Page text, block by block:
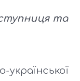
та
української